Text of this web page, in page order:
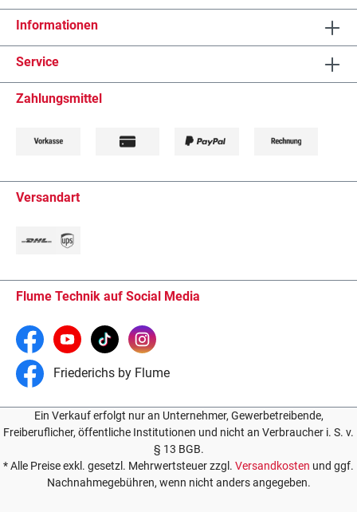
Informationen
Service
Zahlungsmittel
Versandart
Flume Technik auf Social Media
Friederichs by Flume
Ein Verkauf erfolgt nur an Unternehmer, Gewerbetreibende,
Freiberuflicher, öffentliche Institutionen und nicht an Verbraucher i. S. v.
§ 13 BGB.
* Alle Preise exkl. gesetzl. Mehrwertsteuer zzgl. Versandkosten und ggf.
Nachnahmegebühren, wenn nicht anders angegeben.